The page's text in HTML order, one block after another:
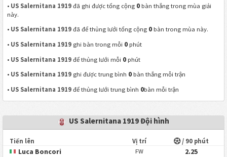
• US Salernitana 1919 đã ghi được tổng cộng 0 bàn thắng trong mùa giải
này.
• US Salernitana 1919 đã để thủng lưới tổng cộng 0 bàn trong mùa này.
• US Salernitana 1919 ghi bàn trong mỗi 0 phút
• US Salernitana 1919 để thủng lưới mỗi 0 phút
• US Salernitana 1919 ghi được trung bình 0 bàn thắng mỗi trận
• US Salernitana 1919 để thủng lưới trung bình 0bàn mỗi trận
US Salernitana 1919 Đội hình
Tiến lên Vị trí / 90 phút
Luca Boncori FW
2.25